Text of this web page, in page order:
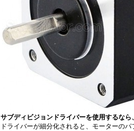
サブディビジョンドライバーを使用するなら
ドライバーが細分化されると、モーターの